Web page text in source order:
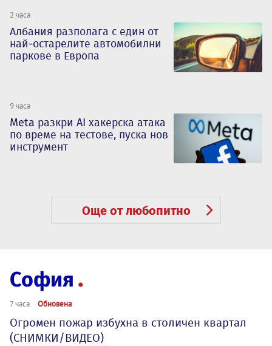
2 часа
Албания разполага с един от
най-остарелите автомобилни
паркове в Европа
9 часа
Meta разкри AI хакерска атака
по време на тестове, пуска нов
инструмент
Още от любопитно
София
7 часа Обновена
Огромен пожар избухна в столичен квартал
(СНИМКИ/ВИДЕО)